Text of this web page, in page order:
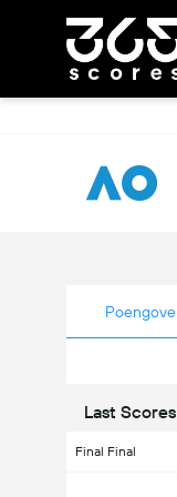
Last Scores
Final Final